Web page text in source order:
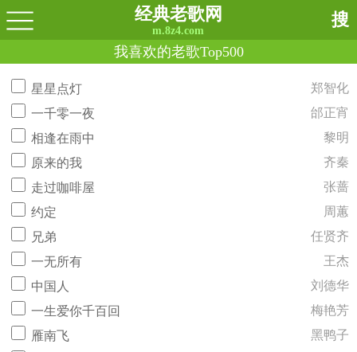
经典老歌网
m.8z4.com
搜
我喜欢的老歌Top500
星星点灯
郑智化
一千零一夜
邰正宵
相逢在雨中
黎明
原来的我
齐秦
走过咖啡屋
张蔷
约定
周蕙
兄弟
任贤齐
一无所有
王杰
中国人
刘德华
一生爱你千百回
梅艳芳
雁南飞
黑鸭子